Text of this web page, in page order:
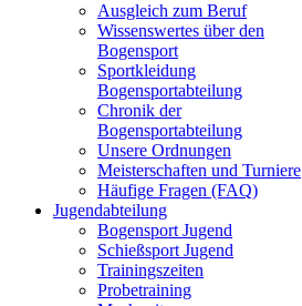
Ausgleich zum Beruf
Wissenswertes über den
Bogensport
Sportkleidung
Bogensportabteilung
Chronik der
Bogensportabteilung
Unsere Ordnungen
Meisterschaften und Turniere
Häufige Fragen (FAQ)
Jugendabteilung
Bogensport Jugend
Schießsport Jugend
Trainingszeiten
Probetraining